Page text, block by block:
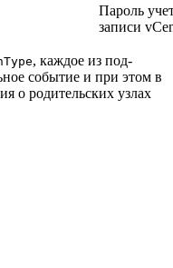
Пароль
записи
, каждое из под-
событие и при этом в
о родительских узлах